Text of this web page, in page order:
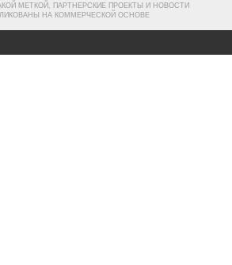
МЕТКОЙ, ПАРТНЕРСКИЕ ПРОЕКТЫ И НОВОСТИ
НА КОММЕРЧЕСКОЙ ОСНОВЕ